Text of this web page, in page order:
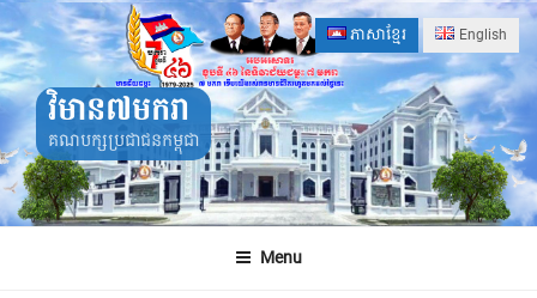
Skip
to
content
ភាសាខ្មែរ English
វិមាន៧មករា
គណបក្សប្រជាជនកម្ពុជា
Menu